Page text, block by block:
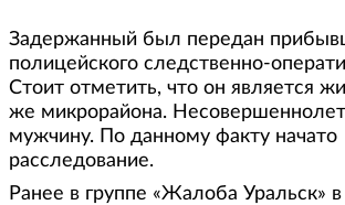
Задержанный был передан
полицейского следственно-
Стоит отметить, что он является
же микрорайона.
мужчину. По данному факту начато
расследование.
Ранее в группе «Жалоба Уральск»